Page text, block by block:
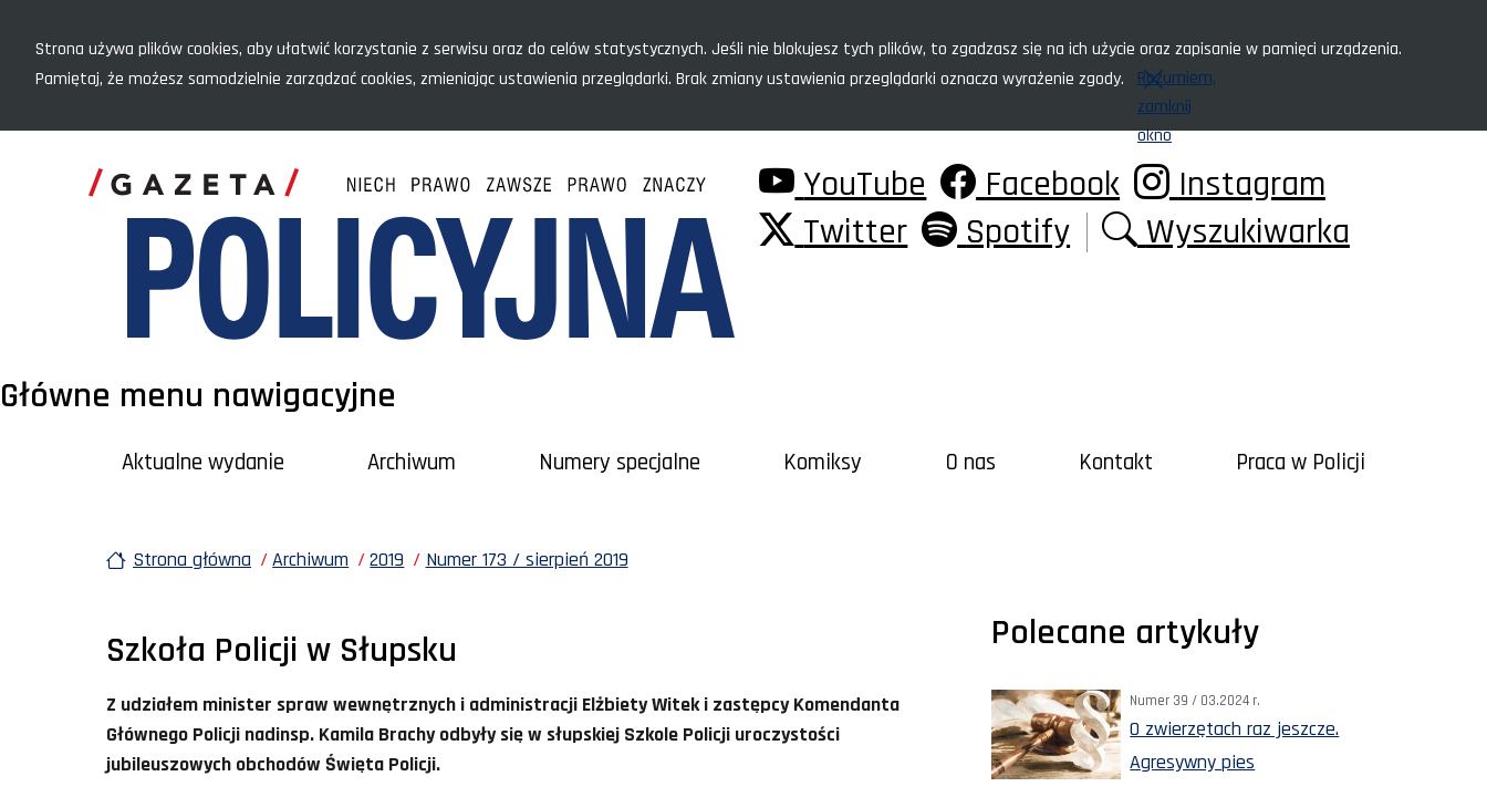
Strona używa plików cookies, aby ułatwić korzystanie z serwisu oraz do celów statystycznych. Jeśli nie blokujesz tych plików, to zgadzasz się na ich użycie oraz zapisanie w pamięci urządzenia.
Pamiętaj, że możesz samodzielnie zarządzać cookies, zmieniając ustawienia przeglądarki. Brak zmiany ustawienia przeglądarki oznacza wyrażenie zgody.
Rozumiem,
zamknij
okno
YouTube Facebook
Instagram
Twitter
Spotify Wyszukiwarka
Główne menu nawigacyjne
Aktualne wydanie Archiwum Numery specjalne Komiksy O nas Kontakt Praca w Policji
Strona główna Archiwum 2019 Numer 173 / sierpień 2019
Szkoła Policji w Słupsku
Z udziałem minister spraw wewnętrznych i administracji Elżbiety Witek i zastępcy Komendanta
Głównego Policji nadinsp. Kamila Brachy odbyły się w słupskiej Szkole Policji uroczystości
jubileuszowych obchodów Święta Policji.
Polecane artykuły
Numer 39 / 03.2024 r.
O zwierzętach raz jeszcze.
Agresywny pies